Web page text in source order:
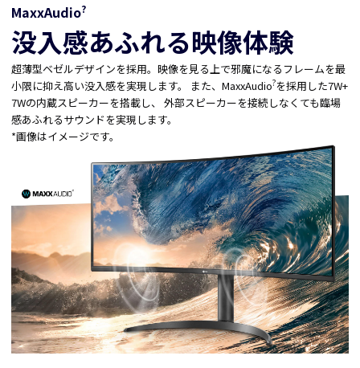
MaxxAudio?
没入感あふれる映像体験
超薄型ベゼルデザインを採用。映像を見る上で邪魔になるフレームを最
小限に抑え高い没入感を実現します。 また、MaxxAudio?を採用した7W+
7Wの内蔵スピーカーを搭載し、 外部スピーカーを接続しなくても臨場
感あふれるサウンドを実現します。
*画像はイメージです。